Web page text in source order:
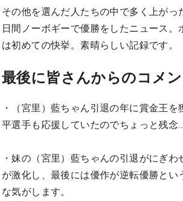
その他を選んだ人たちの中で多く上がっ
日間ノーボギーで優勝をしたニュース
は初めての快挙。素晴らしい記録です。
最後に皆さんからのコメ
・（宮里）藍ちゃん引退の年に賞金王
平選手も応援していたのでちょっと残念
・妹の（宮里）藍ちゃんの引退がにぎ
が激化し、最後には優作が逆転優勝と
な気がします。